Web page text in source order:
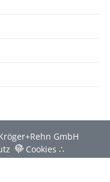
GmbH
Cookies ∴